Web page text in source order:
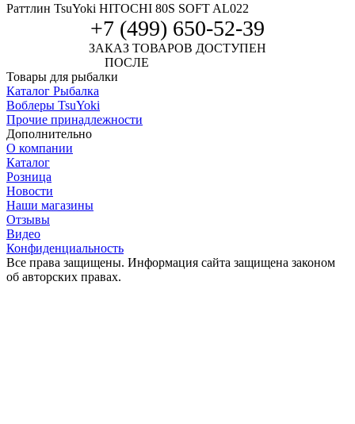
Раттлин TsuYoki HITOCHI 80S SOFT AL022
+7 (499) 650-52-39
ЗАКАЗ ТОВАРОВ ДОСТУПЕН
ПОСЛЕ
Товары для рыбалки
Каталог Рыбалка
Воблеры TsuYoki
Прочие принадлежности
Дополнительно
О компании
Каталог
Розница
Новости
Наши магазины
Отзывы
Видео
Конфиденциальность
Все права защищены. Информация сайта защищена законом
об авторских правах.